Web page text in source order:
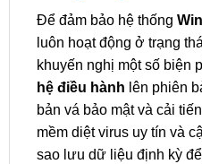
Để đảm bảo hệ thống
luôn hoạt động ở trạng
khuyến nghị một số biện
hệ điều hành lên phiên
bản vá bảo mật và cải
mềm diệt virus uy tín và
sao lưu dữ liệu định kỳ